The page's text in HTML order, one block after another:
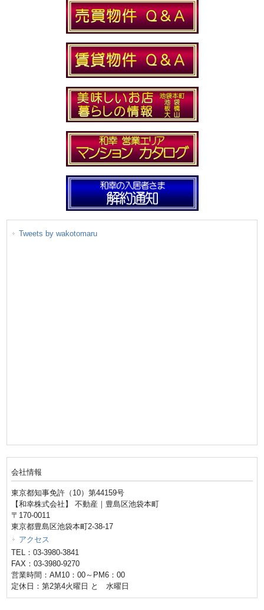
Tweets by wakotomaru
会社情報
東京都知事免許（10）第44159号
【和幸株式会社】 不動産｜豊島区池袋本町
〒170-0011
東京都豊島区池袋本町2-38-17
アクセス
TEL：03-3980-3841
FAX：03-3980-9270
営業時間：AM10：00～PM6：00
定休日：第2第4火曜日 と 水曜日